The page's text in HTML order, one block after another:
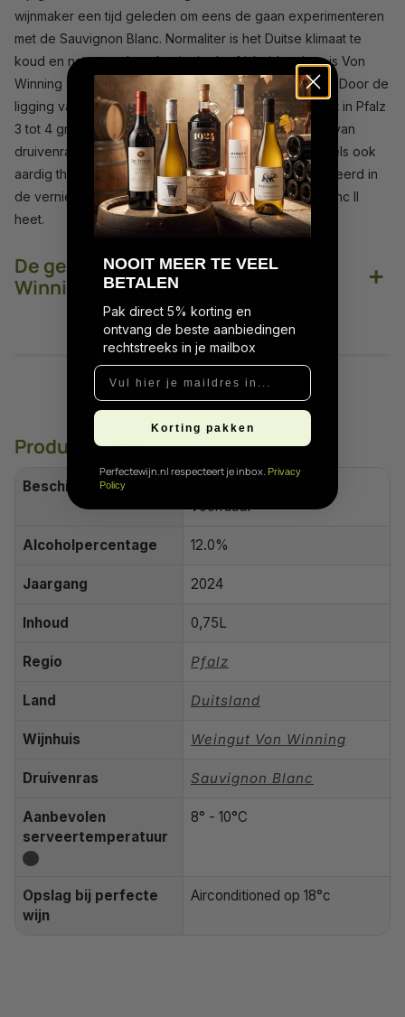
wijnmaker een tijd geleden om eens de gaan experimenteren
met de Sauvignon Blanc. Normaliter is het Duitse klimaat te
koud en nat voor deze koningin der frisheid, echter is Von
Winning gelegen in
Pfalz
, het toonbeeld van succes. Door de
ligging van de Vogezen en het Haardtgebergte, is het in Pfalz
3 tot 4 graden warmer. Hierdoor is Pfalz een walhalla van
druivenranken. De Sauvignon Blanc voelt zich inmiddels ook
aardig thuis op de wijngaarden. Dit heeft erin geresulteerd in
de vernieuwde wijn, die niet voor niets Sauvignon Blanc II
heet.
De geuren en smaken van Von
Winning Sauvignon Blanc II
+
Productdetails
Beschikbaarheid
voorraad!
Alcoholpercentage 12.0%
Jaargang 2024
Inhoud 0,75L
Regio Pfalz
Land Duitsland
Wijnhuis Weingut Von Winning
Druivenras Sauvignon Blanc
Aanbevolen
serveertemperatuur
8° - 10°C
Opslag bij perfecte
wijn
Airconditioned op 18°c
NOOIT MEER TE VEEL
BETALEN
Pak direct 5% korting en
ontvang de beste aanbiedingen
rechtstreeks in je mailbox
Vul hier je maildres in...
Korting pakken
Perfectewijn.nl respecteert je inbox. Privacy
Policy